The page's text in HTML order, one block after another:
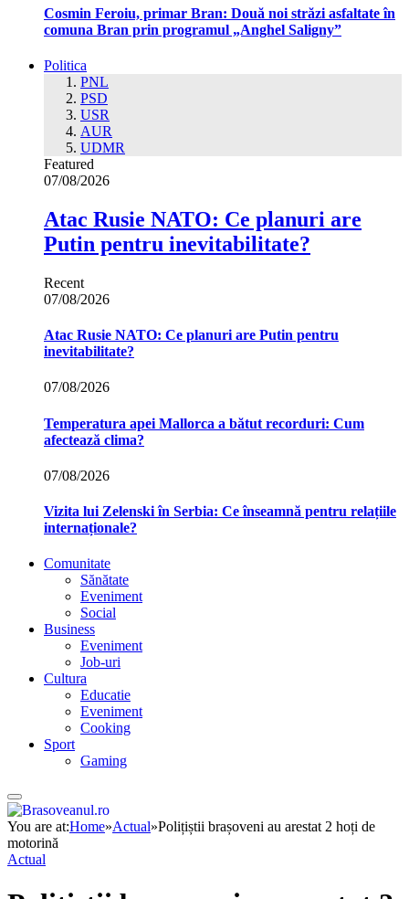
Cosmin Feroiu, primar Bran: Două noi străzi asfaltate în
comuna Bran prin programul „Anghel Saligny”
Politica
PNL
PSD
USR
AUR
UDMR
Featured
07/08/2026
Atac Rusie NATO: Ce planuri are
Putin pentru inevitabilitate?
Recent
07/08/2026
Atac Rusie NATO: Ce planuri are Putin pentru
inevitabilitate?
07/08/2026
Temperatura apei Mallorca a bătut recorduri: Cum
afectează clima?
07/08/2026
Vizita lui Zelenski în Serbia: Ce înseamnă pentru relațiile
internaționale?
Comunitate
Sănătate
Eveniment
Social
Business
Eveniment
Job-uri
Cultura
Educatie
Eveniment
Cooking
Sport
Gaming
You are at:Home»Actual»Polițiștii brașoveni au arestat 2 hoți de
motorină
Actual